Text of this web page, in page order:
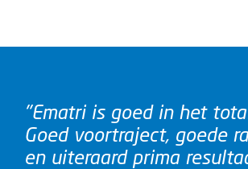
"Ematri is goed in het
Goed voortraject, goede
en uiteraard prima